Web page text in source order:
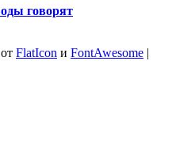
говорят
FlatIcon и FontAwesome |